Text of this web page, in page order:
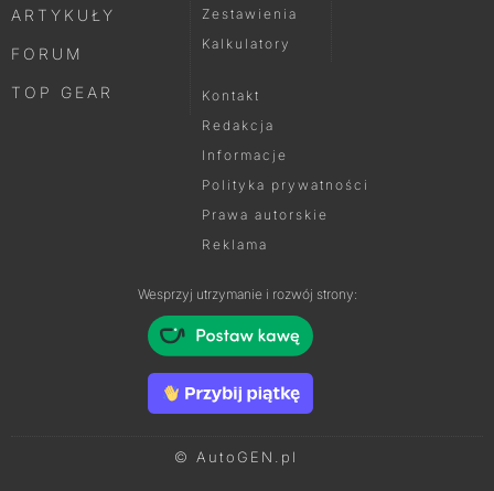
ARTYKUŁY
FORUM
TOP GEAR
Zestawienia
Kalkulatory
Kontakt
Redakcja
Informacje
Polityka prywatności
Prawa autorskie
Reklama
Wesprzyj utrzymanie i rozwój strony:
© AutoGEN.pl